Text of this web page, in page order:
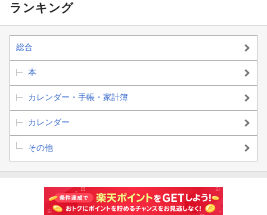
ランキング
総合
本
カレンダー・手帳・家計簿
カレンダー
その他